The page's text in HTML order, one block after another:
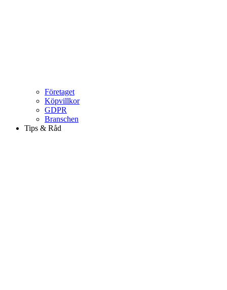
Företaget
Köpvillkor
GDPR
Branschen
Tips & Råd